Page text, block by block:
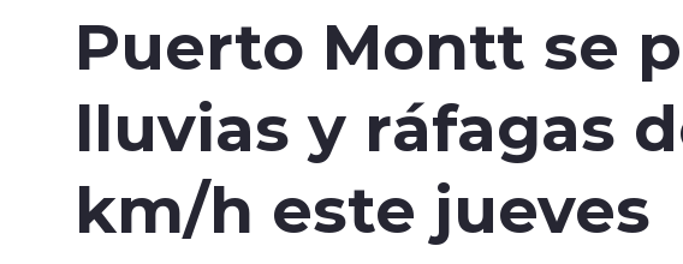
Puerto Montt se
lluvias y ráfagas
km/h este jueves